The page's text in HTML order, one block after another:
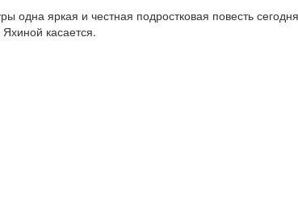
яркая и честная подростковая повесть
касается.